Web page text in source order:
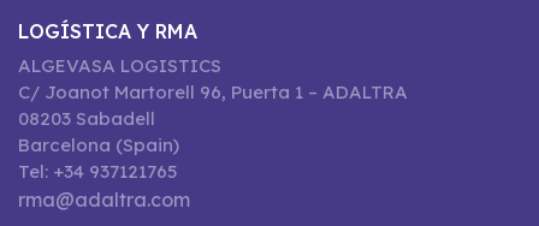
LOGÍSTICA Y RMA
ALGEVASA LOGISTICS
C/ Joanot Martorell 96, Puerta 1 – ADALTRA
08203 Sabadell
Barcelona (Spain)
Tel: +34 937121765
rma@adaltra.com